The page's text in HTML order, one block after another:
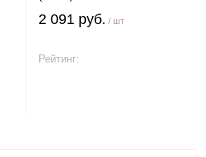
2 091 руб. / шт
Рейтинг: